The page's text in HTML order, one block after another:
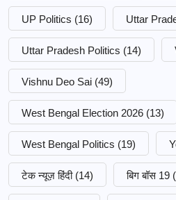
UP Politics (16) Uttar
Uttar Pradesh Politics (14)
Vishnu Deo Sai (49)
West Bengal Election 2026 (13)
West Bengal Politics (19)
टेक न्यूज़ हिंदी (14) बिग बॉस 19